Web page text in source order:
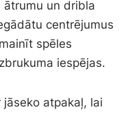
un dribla
centrējumus
spēles
iespējas.
atpakaļ, lai